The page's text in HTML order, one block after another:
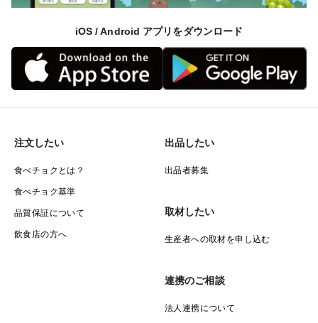
iOS / Android アプリをダウンロード
注文したい
食べチョクとは？
食べチョク基準
品質保証について
飲食店の方へ
出品したい
出品者募集
取材したい
生産者への取材を申し込む
連携のご相談
法人連携について